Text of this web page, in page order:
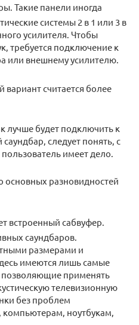
Такие панели иногда
системы 2 в 1 или 3 в
усилителя. Чтобы
требуется подключение к
или внешнему усилителю.
считается более
лучше будет подключить к
следует понять, с
имеет дело.
разновидностей
встроенный сабвуфер.
саундбаров.
размерами и
имеются лишь самые
применять
телевизионную
без проблем
ноутбукам,